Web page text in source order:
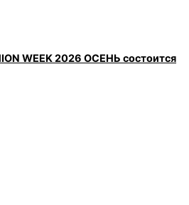
WEEK 2026 ОСЕНЬ состоится